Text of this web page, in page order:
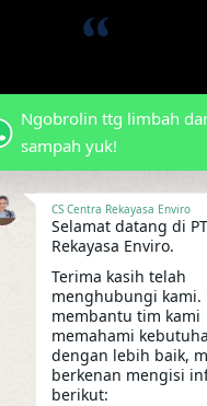
“
yang presisi
layanan
bagi masa
limbah
bersih, aman,
berkelanjutan.
ENGINEERING
Ngobrolin ttg limbah
sampah yuk!
CS Centra Rekayasa Enviro
Selamat datang di
Rekayasa Enviro.
Terima kasih telah
menghubungi kami.
membantu tim kami
memahami
dengan lebih baik,
berkenan mengisi
berikut: